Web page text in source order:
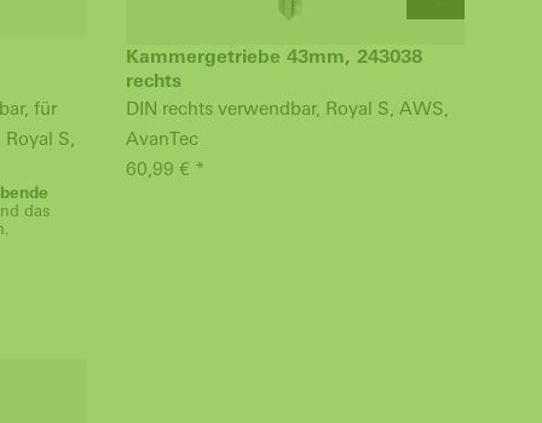
für
S,
das
Kammergetriebe 43mm, 243038
rechts
DIN rechts verwendbar, Royal S, AWS,
AvanTec
60,99 € *